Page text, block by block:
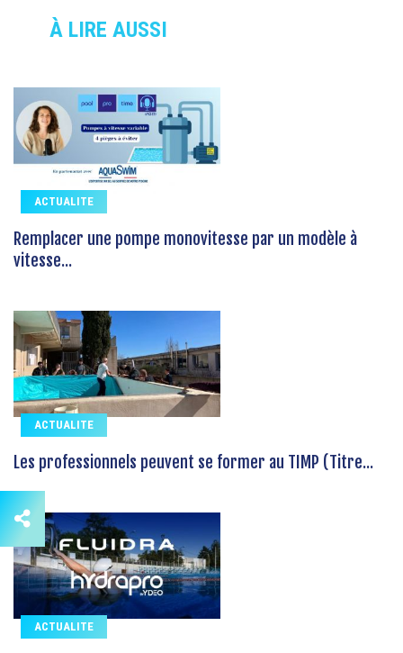
À LIRE AUSSI
ACTUALITE
Remplacer une pompe monovitesse par un modèle à
vitesse...
ACTUALITE
Les professionnels peuvent se former au TIMP (Titre...
ACTUALITE